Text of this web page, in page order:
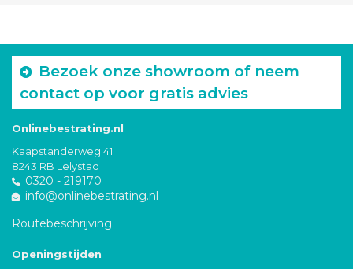
Bezoek onze showroom of neem
contact op voor gratis advies
Onlinebestrating.nl
Kaapstanderweg 41
8243 RB Lelystad
0320 - 219170
info@onlinebestrating.nl
Routebeschrijving
Openingstijden